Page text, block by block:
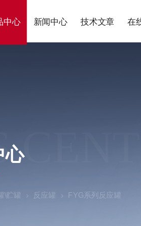
中心 新闻中心 技术文章 在
心
\贮罐 反应罐 FYG系列反应罐